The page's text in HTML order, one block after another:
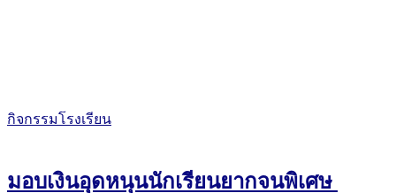
กิจกรรมโรงเรียน
มอบเงินอุดหนุนนักเรียนยากจนพิเศษ